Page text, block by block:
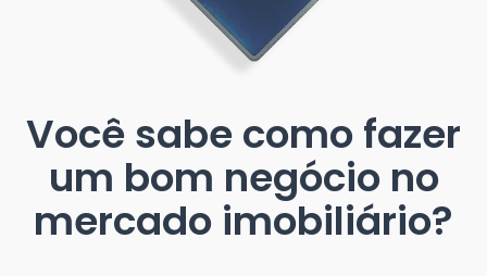
Você sabe como fazer
um bom negócio no
mercado imobiliário?